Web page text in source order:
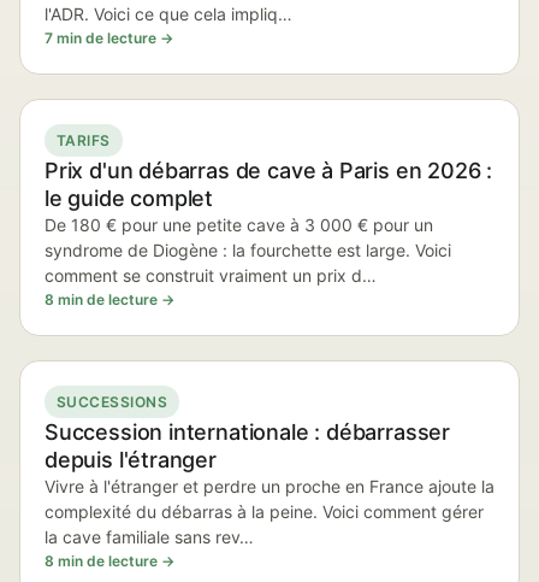
l'ADR. Voici ce que cela impliq…
7 min de lecture →
TARIFS
Prix d'un débarras de cave à Paris en 2026 :
le guide complet
De 180 € pour une petite cave à 3 000 € pour un
syndrome de Diogène : la fourchette est large. Voici
comment se construit vraiment un prix d…
8 min de lecture →
SUCCESSIONS
Succession internationale : débarrasser
depuis l'étranger
Vivre à l'étranger et perdre un proche en France ajoute la
complexité du débarras à la peine. Voici comment gérer
la cave familiale sans rev…
8 min de lecture →